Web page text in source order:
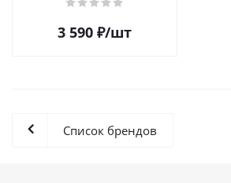
3 590 ₽/шт
Список брендов